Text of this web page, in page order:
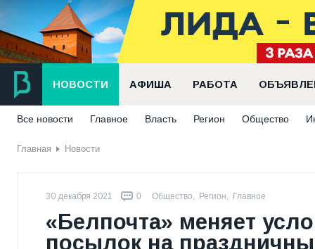
НОВОСТИ АФИША РАБОТА
Все новости Главное Власть Регион Общество
Главная Новости
30 декабря 2021 0 Общество, Регион, Главное
«Белпочта» меняет
посылок на